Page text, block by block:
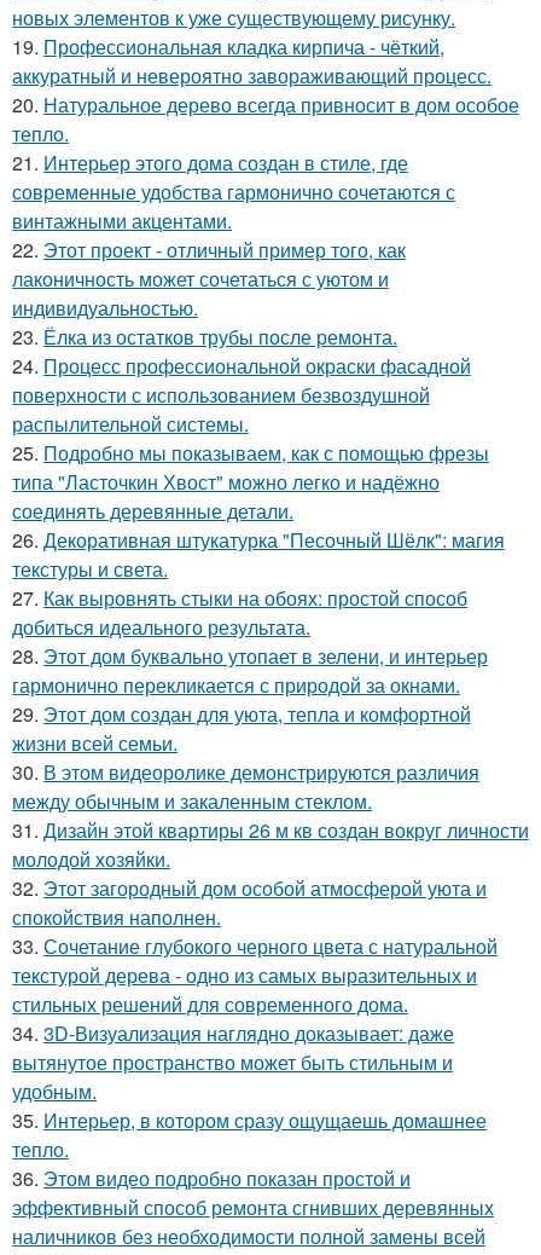
новых элементов к уже существующему рисунку.
19. Профессиональная кладка кирпича - чёткий,
аккуратный и невероятно завораживающий процесс.
20. Натуральное дерево всегда привносит в дом особое
тепло.
21. Интерьер этого дома создан в стиле, где
современные удобства гармонично сочетаются с
винтажными акцентами.
22. Этот проект - отличный пример того, как
лаконичность может сочетаться с уютом и
индивидуальностью.
23. Ёлка из остатков трубы после ремонта.
24. Процесс профессиональной окраски фасадной
поверхности с использованием безвоздушной
распылительной системы.
25. Подробно мы показываем, как с помощью фрезы
типа "Ласточкин Хвост" можно легко и надёжно
соединять деревянные детали.
26. Декоративная штукатурка "Песочный Шёлк": магия
текстуры и света.
27. Как выровнять стыки на обоях: простой способ
добиться идеального результата.
28. Этот дом буквально утопает в зелени, и интерьер
гармонично перекликается с природой за окнами.
29. Этот дом создан для уюта, тепла и комфортной
жизни всей семьи.
30. В этом видеоролике демонстрируются различия
между обычным и закаленным стеклом.
31. Дизайн этой квартиры 26 м кв создан вокруг личности
молодой хозяйки.
32. Этот загородный дом особой атмосферой уюта и
спокойствия наполнен.
33. Сочетание глубокого черного цвета с натуральной
текстурой дерева - одно из самых выразительных и
стильных решений для современного дома.
34. 3D-Визуализация наглядно доказывает: даже
вытянутое пространство может быть стильным и
удобным.
35. Интерьер, в котором сразу ощущаешь домашнее
тепло.
36. Этом видео подробно показан простой и
эффективный способ ремонта сгнивших деревянных
наличников без необходимости полной замены всей